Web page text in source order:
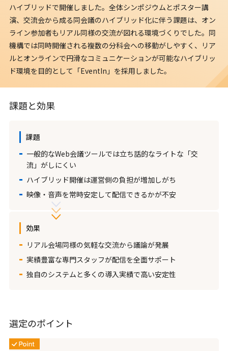
ハイブリッドで開催しました。全体シンポジウムとポスター講
演、交流会から成る同会議のハイブリッド化に伴う課題は、オン
ライン参加者もリアル同様の交流が図れる環境づくりでした。同
機構では同時開催される複数の分科会への移動がしやすく、リア
ルとオンラインで円滑なコミュニケーションが可能なハイブリッ
ド環境を目的として「EventIn」を採用しました。
課題と効果
課題
一般的なWeb会議ツールでは立ち話的なライトな「交
流」がしにくい
ハイブリッド開催は運営側の負担が増加しがち
映像・音声を常時安定して配信できるかが不安
効果
リアル会場同様の気軽な交流から議論が発展
実績豊富な専門スタッフが配信を全面サポート
独自のシステムと多くの導入実績で高い安定性
選定のポイント